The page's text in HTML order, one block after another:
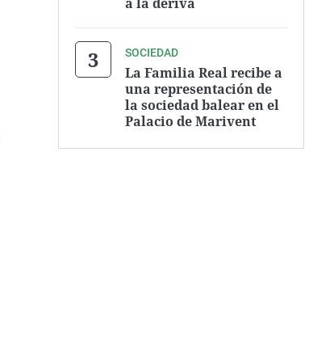
SOCIEDAD
La Familia Real recibe a
una representación de
la sociedad balear en el
Palacio de Marivent